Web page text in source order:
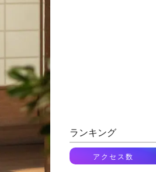
ランキング
アクセス数